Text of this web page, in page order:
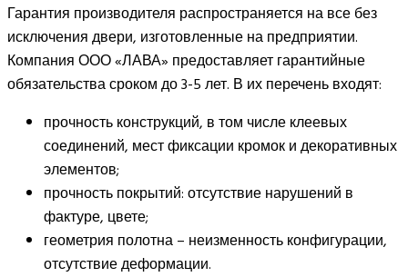
Гарантия производителя распространяется на все без
исключения двери, изготовленные на предприятии.
Компания ООО «ЛАВА» предоставляет гарантийные
обязательства сроком до 3-5 лет. В их перечень входят:
прочность конструкций, в том числе клеевых
соединений, мест фиксации кромок и декоративных
элементов;
прочность покрытий: отсутствие нарушений в
фактуре, цвете;
геометрия полотна – неизменность конфигурации,
отсутствие деформации.